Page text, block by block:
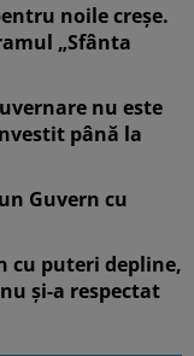
noile creșe.
„Sfânta
nu este
până la
Guvern cu
cu puteri depline,
și-a respectat